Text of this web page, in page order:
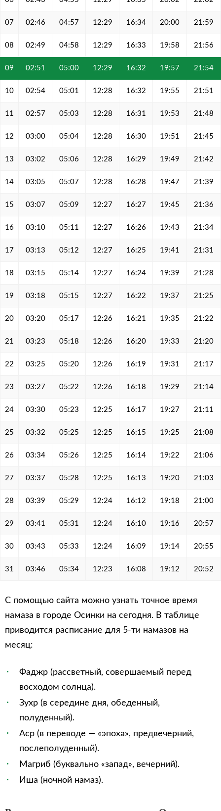
07 02:46 04:57 12:29 16:34 20:00 21:59
08 02:49 04:58 12:29 16:33 19:58 21:56
09 02:51 05:00 12:29 16:32 19:57 21:54
10 02:54 05:01 12:28 16:32 19:55 21:51
11 02:57 05:03 12:28 16:31 19:53 21:48
12 03:00 05:04 12:28 16:30 19:51 21:45
13 03:02 05:06 12:28 16:29 19:49 21:42
14 03:05 05:07 12:28 16:28 19:47 21:39
15 03:07 05:09 12:27 16:27 19:45 21:36
16 03:10 05:11 12:27 16:26 19:43 21:34
17 03:13 05:12 12:27 16:25 19:41 21:31
18 03:15 05:14 12:27 16:24 19:39 21:28
19 03:18 05:15 12:27 16:22 19:37 21:25
20 03:20 05:17 12:26 16:21 19:35 21:22
21 03:23 05:18 12:26 16:20 19:33 21:20
22 03:25 05:20 12:26 16:19 19:31 21:17
23 03:27 05:22 12:26 16:18 19:29 21:14
24 03:30 05:23 12:25 16:17 19:27 21:11
25 03:32 05:25 12:25 16:15 19:25 21:08
26 03:34 05:26 12:25 16:14 19:22 21:06
27 03:37 05:28 12:25 16:13 19:20 21:03
28 03:39 05:29 12:24 16:12 19:18 21:00
29 03:41 05:31 12:24 16:10 19:16 20:57
30 03:43 05:33 12:24 16:09 19:14 20:55
31 03:46 05:34 12:23 16:08 19:12 20:52
С помощью сайта можно узнать точное время
намаза в городе Осинки на сегодня. В таблице
приводится расписание для 5-ти намазов на
месяц:
Фаджр (рассветный, совершаемый перед
восходом солнца).
Зухр (в середине дня, обеденный,
полуденный).
Аср (в переводе — «эпоха», предвечерний,
послеполуденный).
Магриб (буквально «запад», вечерний).
Иша (ночной намаз).